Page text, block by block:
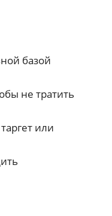
базой
не тратить
или